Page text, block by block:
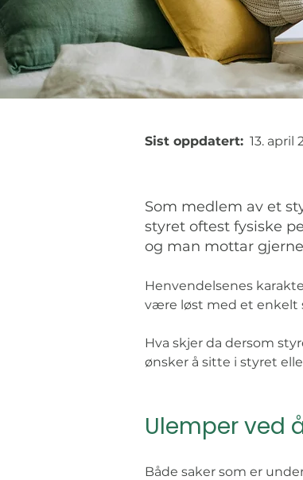
Sist oppdatert: 13. april
Som medlem av et
styret oftest fysiske
og man mottar
Henvendelsenes
være løst med et enkelt
Hva skjer da dersom
ønsker å sitte i styret
Ulemper ved
Både saker som er